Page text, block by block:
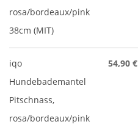
rosa/bordeaux/pink
38cm (MIT)
iqo
Hundebademantel
Pitschnass,
rosa/bordeaux/pink
54,90 €